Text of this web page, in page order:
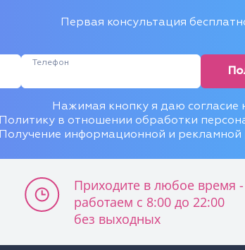
Первая консультация
Телефон
Нажимая кнопку я даю согласие
Политику в отношении обработки
Получение информационной и рекламной
Приходите в любое время
работаем с 8:00 до 22:00
без выходных